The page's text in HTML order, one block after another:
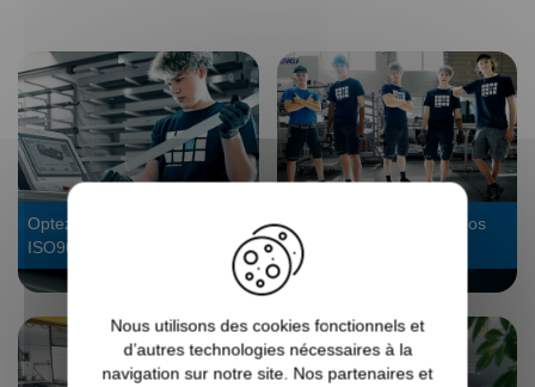
Optez pour un vrai fabricant
ISO9001
Fabriqué en usine par nos
experts
Nous utilisons des cookies fonctionnels et
d’autres technologies nécessaires à la
navigation sur notre site. Nos partenaires et